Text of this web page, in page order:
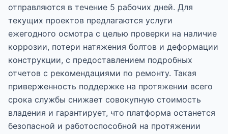
отправляются в течение 5 рабочих дней. Для
текущих проектов предлагаются услуги
ежегодного осмотра с целью проверки на наличие
коррозии, потери натяжения болтов и деформации
конструкции, с предоставлением подробных
отчетов с рекомендациями по ремонту. Такая
приверженность поддержке на протяжении всего
срока службы снижает совокупную стоимость
владения и гарантирует, что платформа останется
безопасной и работоспособной на протяжении